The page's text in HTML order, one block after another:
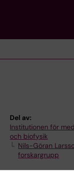
Del av:
Institutionen för
och biofysik
Nils-Göran
forskargrupp